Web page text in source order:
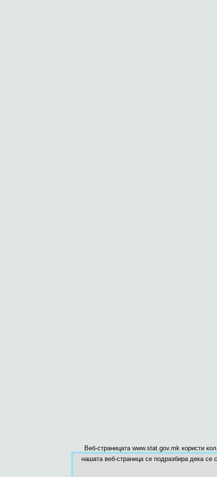
Веб-страницата www.stat.gov.mk користи
нашата веб-страница се подразбира дека се